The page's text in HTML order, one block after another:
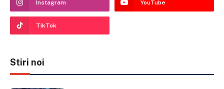
Instagram YouTube
TikTok
Stiri noi